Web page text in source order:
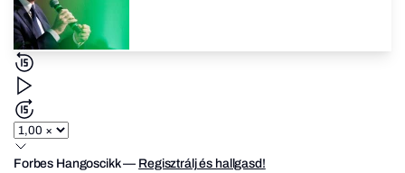
Forbes Hangoscikk— Regisztrálj és hallgasd!